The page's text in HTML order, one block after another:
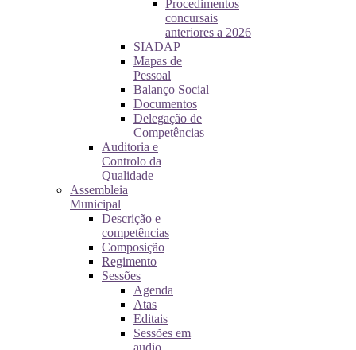
Procedimentos
concursais
anteriores a 2026
SIADAP
Mapas de
Pessoal
Balanço Social
Documentos
Delegação de
Competências
Auditoria e
Controlo da
Qualidade
Assembleia
Municipal
Descrição e
competências
Composição
Regimento
Sessões
Agenda
Atas
Editais
Sessões em
audio